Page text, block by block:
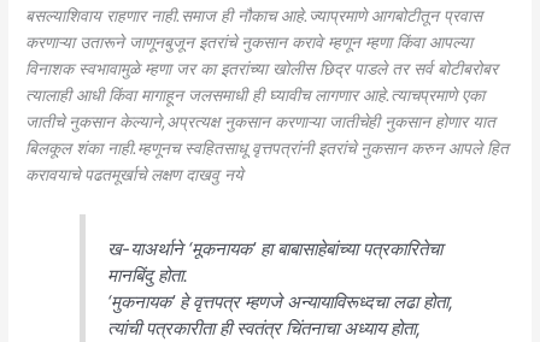
बसल्याशिवाय राहणार नाही.समाज ही नौकाच आहे.ज्याप्रमाणे आगबोटीतून प्रवास
करणाऱ्या उतारूने जाणूनबुजून इतरांचे नुकसान करावे म्हणून म्हणा किंवा आपल्या
विनाशक स्वभावामुळे म्हणा जर का इतरांच्या खोलीस छिद्र पाडले तर सर्व बोटीबरोबर
त्यालाही आधी किंवा मागाहून जलसमाधी ही घ्यावीच लागणार आहे.त्याचप्रमाणे एका
जातीचे नुकसान केल्याने,अप्रत्यक्ष नुकसान करणाऱ्या जातीचेही नुकसान होणार यात
बिलकूल शंका नाही.म्हणूनच स्वहितसाधू वृत्तपत्रांनी इतरांचे नुकसान करुन आपले हित
करावयाचे पढतमूर्खाचे लक्षण दाखवु नये
ख-याअर्थाने ‘मूकनायक’ हा बाबासाहेबांच्या पत्रकारितेचा
मानबिंदु होता.
‘मुकनायक’ हे वृत्तपत्र म्हणजे अन्यायाविरूध्दचा लढा होता,
त्यांची पत्रकारीता ही स्वतंत्र चिंतनाचा अध्याय होता,